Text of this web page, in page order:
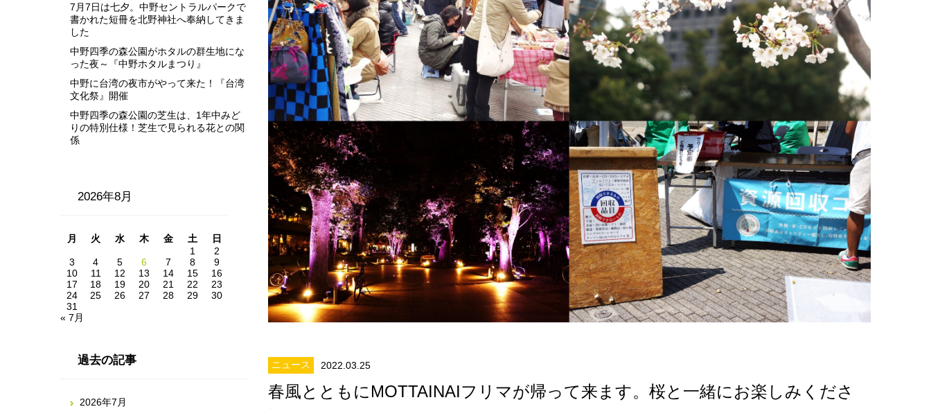
ニュース 2022.03.25
春風とともにMOTTAINAIフリマが帰って来ます。桜と一緒にお楽しみくださ
7月7日は七夕。中野セントラルパークで
書かれた短冊を北野神社へ奉納してきま
した
中野四季の森公園がホタルの群生地にな
った夜～『中野ホタルまつり』
中野に台湾の夜市がやって来た！『台湾
文化祭』開催
中野四季の森公園の芝生は、1年中みど
りの特別仕様！芝生で見られる花との関
係
2026年8月
月 火 水 木 金 土
日
1
2
3
4 5 6 7 8
9
10
11 12 13 14 15
16
17
18 19 20 21 22
23
24
25 26 27 28 29
30
31
« 7月
過去の記事
2026年7月